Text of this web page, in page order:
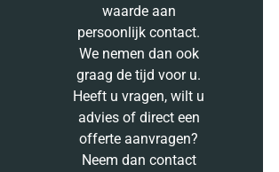
waarde aan
persoonlijk contact.
We nemen dan ook
graag de tijd voor u.
Heeft u vragen, wilt u
advies of direct een
offerte aanvragen?
Neem dan contact